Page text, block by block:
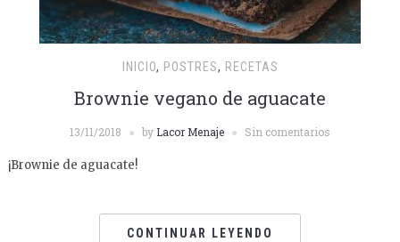
INICIO, POSTRES, RECETAS
Brownie vegano de aguacate
13/11/2018 by Lacor Menaje Sin comentarios
¡Brownie de aguacate!
CONTINUAR LEYENDO